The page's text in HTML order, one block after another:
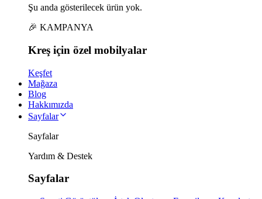
Şu anda gösterilecek ürün yok.
🎉 KAMPANYA
Kreş için özel mobilyalar
Keşfet
Mağaza
Blog
Hakkımızda
Sayfalar
Sayfalar
Yardım & Destek
Sayfalar